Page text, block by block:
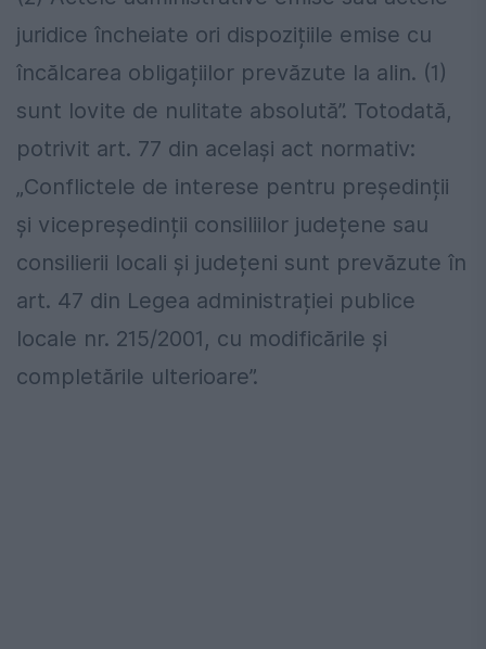
juridice încheiate ori dispozițiile emise cu
încălcarea obligațiilor prevăzute la alin. (1)
sunt lovite de nulitate absolută”. Totodată,
potrivit art. 77 din același act normativ:
„Conflictele de interese pentru președinții
și vicepreședinții consiliilor județene sau
consilierii locali și județeni sunt prevăzute în
art. 47 din Legea administrației publice
locale nr. 215/2001, cu modificările și
completările ulterioare”.